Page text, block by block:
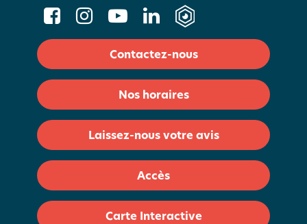
Contactez-nous
Nos horaires
Laissez-nous votre avis
Accès
Carte Interactive